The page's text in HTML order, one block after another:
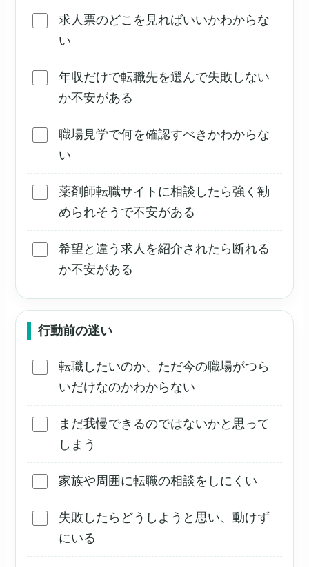
求人票のどこを見ればいいかわからな
い
年収だけで転職先を選んで失敗しない
か不安がある
職場見学で何を確認すべきかわからな
い
薬剤師転職サイトに相談したら強く勧
められそうで不安がある
希望と違う求人を紹介されたら断れる
か不安がある
行動前の迷い
転職したいのか、ただ今の職場がつら
いだけなのかわからない
まだ我慢できるのではないかと思って
しまう
家族や周囲に転職の相談をしにくい
失敗したらどうしようと思い、動けず
にいる